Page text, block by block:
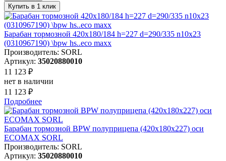
Купить в 1 клик
Барабан тормозной 420x180/184 h=227 d=290/335 n10x23
(0310967190) \bpw hs..eco maxx
Производитель: SORL
Артикул: 35020880010
11 123 ₽
нет в наличии
11 123 ₽
Подробнее
Барабан тормозной BPW полуприцепа (420х180х227) оси
ECOMAX SORL
Производитель: SORL
Артикул: 35020880010